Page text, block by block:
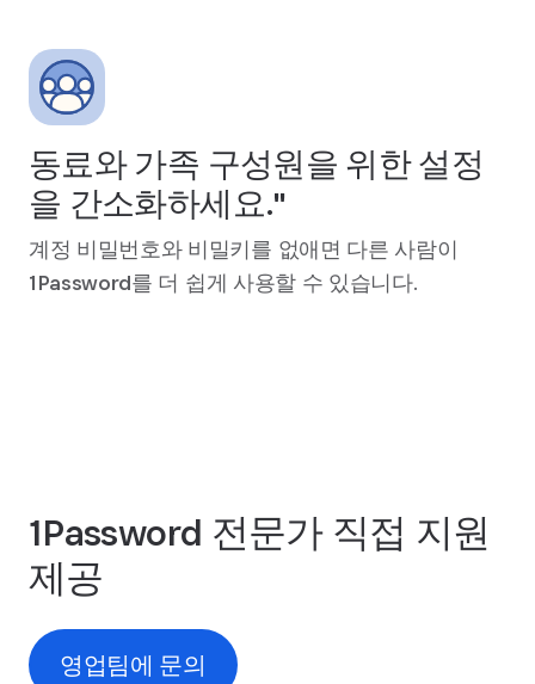
동료와 가족 구성원을 위한 설정
을 간소화하세요."
계정 비밀번호와 비밀키를 없애면 다른 사람이
1Password를 더 쉽게 사용할 수 있습니다.
1Password 전문가 직접 지원
제공
영업팀에 문의